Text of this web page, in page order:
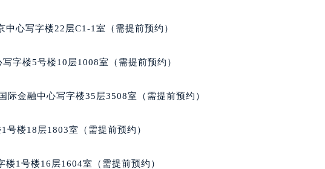
心写字楼22层C1-1室（需提前预约）
字楼5号楼10层1008室（需提前预约）
金融中心写字楼35层3508室（需提前预约）
楼18层1803室（需提前预约）
1号楼16层1604室（需提前预约）